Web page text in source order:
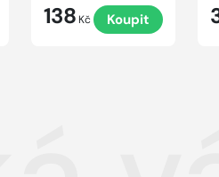
138 Kč Koupit